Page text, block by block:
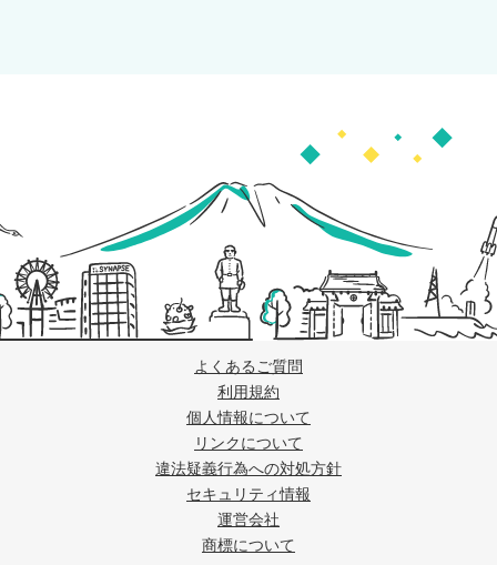
よくあるご質問
利用規約
個人情報について
リンクについて
違法疑義行為への対処方針
セキュリティ情報
運営会社
商標について